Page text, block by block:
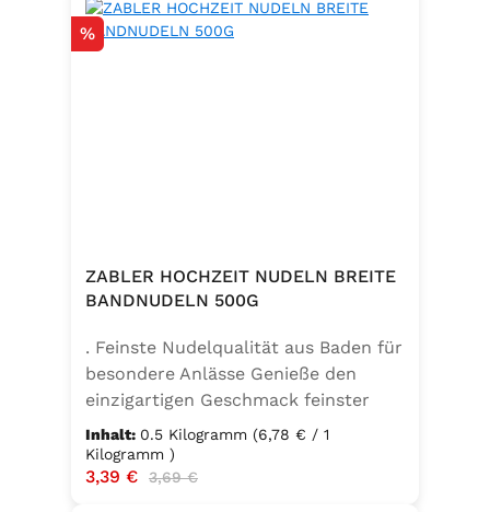
Rabatt
%
ZABLER HOCHZEIT NUDELN BREITE
BANDNUDELN 500G
. Feinste Nudelqualität aus Baden für
besondere Anlässe Genieße den
einzigartigen Geschmack feinster
Bandnudeln – mit den Zabler
Hochzeit Nudeln holst du dir echte
badische Qualität auf den Teller.
Inhalt: 0.5 Kilogramm (6,78 € / 1
Kilogramm )
Verkaufspreis:
3,39 € Regulärer Preis:
3,69 €